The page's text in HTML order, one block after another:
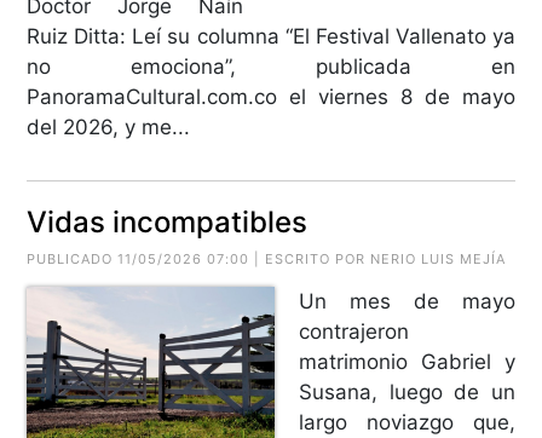
Doctor Jorge Naín
Ruiz Ditta: Leí su columna “El Festival Vallenato ya
no emociona”, publicada en
PanoramaCultural.com.co el viernes 8 de mayo
del 2026, y me...
Vidas incompatibles
PUBLICADO 11/05/2026 07:00 | ESCRITO POR NERIO LUIS MEJÍA
Un mes de mayo
contrajeron
matrimonio Gabriel y
Susana, luego de un
largo noviazgo que,